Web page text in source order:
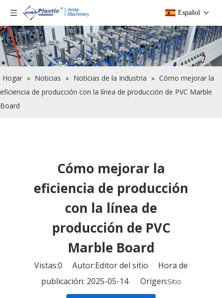
Español
Hogar » Noticias » Noticias de la Industria » Cómo mejorar la
eficiencia de producción con la línea de producción de PVC Marble
Board
Cómo mejorar la
eficiencia de producción
con la línea de
producción de PVC
Marble Board
Vistas:0 Autor:Editor del sitio Hora de
publicación: 2025-05-14 Origen:Sitio